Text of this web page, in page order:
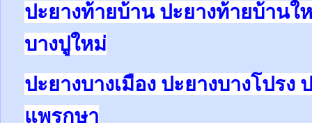
ปะยางท้ายบ้าน ปะยางท้ายบ้านใ
บางปูใหม่
ปะยางบางเมือง ปะยางบางโปรง
แพรกษา